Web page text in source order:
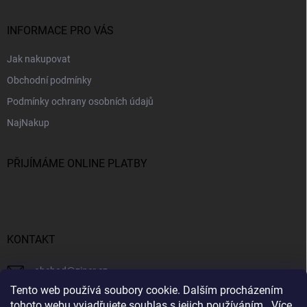
Tento web používá soubory cookie. Dalším procházením
INFORMACE PRO VÁS
Jak nakupovat
Obchodní podmínky
Podmínky ochrany osobních údajů
NajNakup
PŘIJÍMÁME ONLINE PLATBY
KONTAKT
obchod@ziner.cz
728 355 665